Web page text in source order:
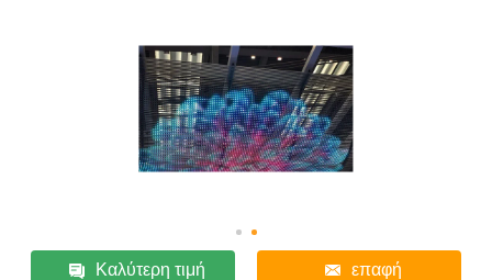
Καλύτερη τιμή επαφή